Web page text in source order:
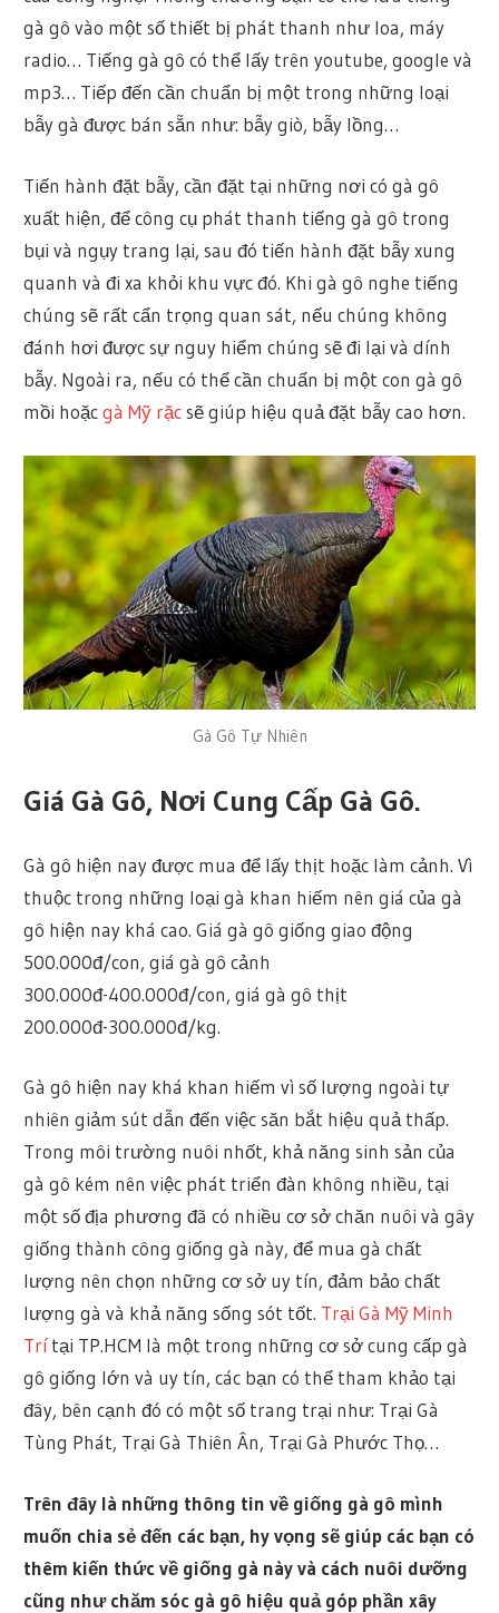
gà gô vào một số thiết bị phát thanh như loa, máy
radio… Tiếng gà gô có thể lấy trên youtube, google và
mp3… Tiếp đến cần chuẩn bị một trong những loại
bẫy gà được bán sẵn như: bẫy giò, bẫy lồng…
Tiến hành đặt bẫy, cần đặt tại những nơi có gà gô
xuất hiện, để công cụ phát thanh tiếng gà gô trong
bụi và ngụy trang lại, sau đó tiến hành đặt bẫy xung
quanh và đi xa khỏi khu vực đó. Khi gà gô nghe tiếng
chúng sẽ rất cẩn trọng quan sát, nếu chúng không
đánh hơi được sự nguy hiểm chúng sẽ đi lại và dính
bẫy. Ngoài ra, nếu có thể cần chuẩn bị một con gà gô
mồi hoặcgà Mỹ rặcsẽ giúp hiệu quả đặt bẫy cao hơn.
Gà Gô Tự Nhiên
Giá Gà Gô, Nơi Cung Cấp Gà Gô.
Gà gô hiện nay được mua để lấy thịt hoặc làm cảnh. Vì
thuộc trong những loại gà khan hiếm nên giá của gà
gô hiện nay khá cao. Giá gà gô giống giao động
500.000đ/con, giá gà gô cảnh
300.000đ-400.000đ/con, giá gà gô thịt
200.000đ-300.000đ/kg.
Gà gô hiện nay khá khan hiếm vì số lượng ngoài tự
nhiên giảm sút dẫn đến việc săn bắt hiệu quả thấp.
Trong môi trường nuôi nhốt, khả năng sinh sản của
gà gô kém nên việc phát triển đàn không nhiều, tại
một số địa phương đã có nhiều cơ sở chăn nuôi và gây
giống thành công giống gà này, để mua gà chất
lượng nên chọn những cơ sở uy tín, đảm bảo chất
lượng gà và khả năng sống sót tốt. Trại Gà Mỹ Minh
Trítại TP.HCM là một trong những cơ sở cung cấp gà
gô giống lớn và uy tín, các bạn có thể tham khảo tại
đây, bên cạnh đó có một số trang trại như: Trại Gà
Tùng Phát, Trại Gà Thiên Ân, Trại Gà Phước Thọ…
Trên đây là những thông tin về giống gà gô mình
muốn chia sẻ đến các bạn, hy vọng sẽ giúp các bạn có
thêm kiến thức về giống gà này và cách nuôi dưỡng
cũng như chăm sóc gà gô hiệu quả góp phần xây